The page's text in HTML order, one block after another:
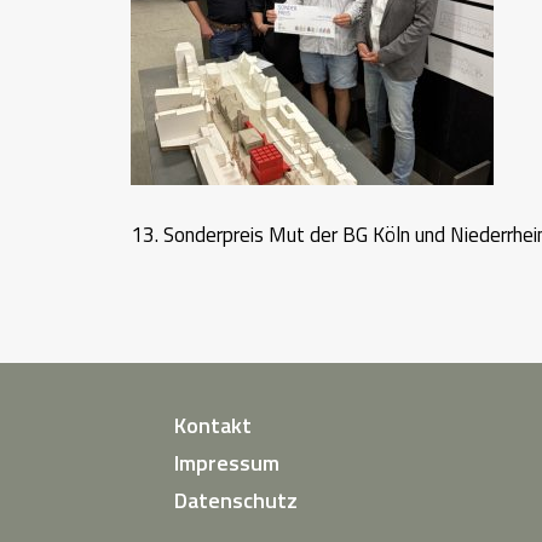
13. Sonderpreis Mut der BG Köln und
Kontakt
Impressum
Datenschutz